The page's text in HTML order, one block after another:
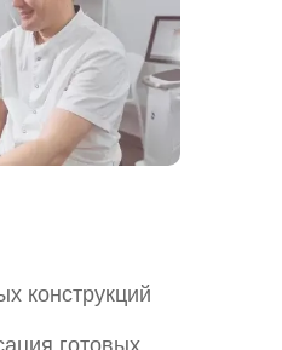
конструкций
готовых